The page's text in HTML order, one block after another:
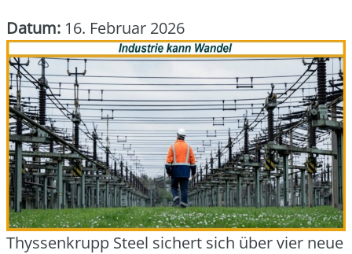
Datum: 16. Februar 2026
Thys­sen­krupp Steel sichert sich über vier neue